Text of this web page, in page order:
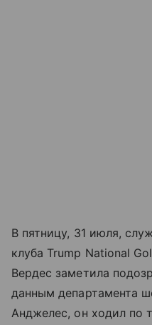
В пятницу, 31 июля,
клуба Trump National
Вердес заметила
данным департамента
Анджелес, он ходил по